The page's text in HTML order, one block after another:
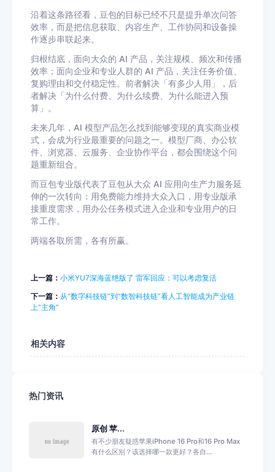
沿着这条路径看，豆包的目标已经不只是提升单次问答
效率，而是把信息获取、内容生产、工作协同和设备操
作逐步串联起来。
归根结底，面向大众的 AI 产品，关注规模、频次和传播
效率；面向企业和专业人群的 AI 产品，关注任务价值、
复购理由和交付稳定性。前者解决「有多少人用」，后
者解决「为什么付费、为什么续费、为什么能进入预
算」。
未来几年，AI 模型产品怎么找到能够变现的真实商业模
式，会成为行业最重要的问题之一。模型厂商、办公软
件、浏览器、云服务、企业协作平台，都会围绕这个问
题重新组合。
而豆包专业版代表了豆包从大众 AI 应用向生产力服务延
伸的一次转向： 用免费能力维持大众入口，用专业版承
接重度需求，用办公任务模式进入企业和专业用户的日
常工作。
两端各取所需，各有所赢。
上一篇： 小米YU7深海蓝绝版了 雷军回应：可以考虑复活
下一篇： 从“数字科技链”到“数智科技链”看人工智能成为产业链
上“主角”
相关内容
热门资讯
原创 苹...
有不少朋友疑惑苹果iPhone 16 Pro和16 Pro Max
有什么区别？该选择哪一款更好？各自...